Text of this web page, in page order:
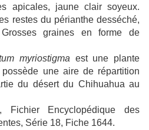
apicales, jaune clair soyeux.
restes du périanthe desséché,
graines en forme de
myriostigma est une plante
une aire de répartition
du désert du Chihuahua au
Fichier Encyclopédique des
Série 18, Fiche 1644.